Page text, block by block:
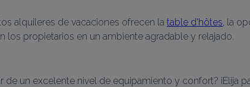
alquileres de vacaciones ofrecen la table d'hôtes, la
los propietarios en un ambiente agradable y relajado.
de un excelente nivel de equipamiento y confort? ¡Elija